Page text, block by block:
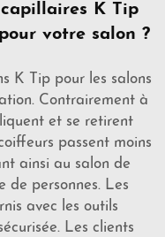
K Tip
votre salon ?
K Tip pour les salons
Contrairement à
et se retirent
passent moins
ainsi au salon de
de personnes. Les
avec les outils
Les clients